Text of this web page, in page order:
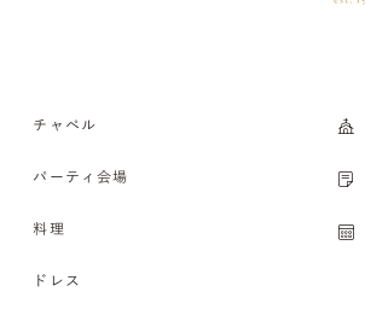
チャペル
パーティ会場
料理
ドレス